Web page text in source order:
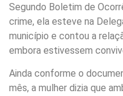
Segundo Boletim de
crime, ela esteve na
município e contou a
embora estivessem
Ainda conforme o
mês, a mulher dizia que